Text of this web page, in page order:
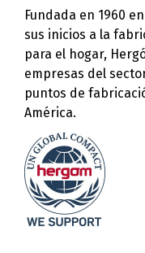
Fundada en 1960
sus inicios a la
para el hogar,
empresas del
puntos de
América.